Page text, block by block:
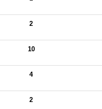
2
10
4
2